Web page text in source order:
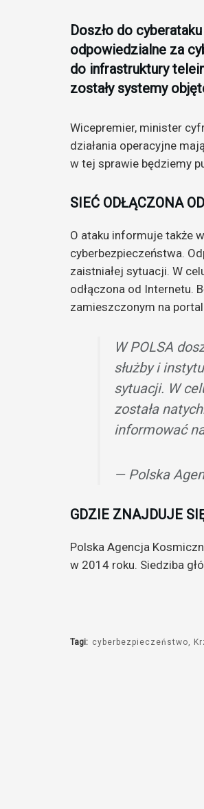
Doszło do
odpowiedzialne za
do infrastruktury
zostały systemy
Wicepremier, minister
działania operacyjne
w tej sprawie będziemy
SIEĆ ODŁĄCZONA
O ataku informuje także
cyberbezpieczeństwa.
zaistniałej sytuacji. W
odłączona od Internetu.
zamieszczonym na
W POLSA
służby i
sytuacji. W
została
informować
— Polska
GDZIE ZNAJDUJE
Polska Agencja
w 2014 roku. Siedziba
Tagi: cyberbezpieczeństwo